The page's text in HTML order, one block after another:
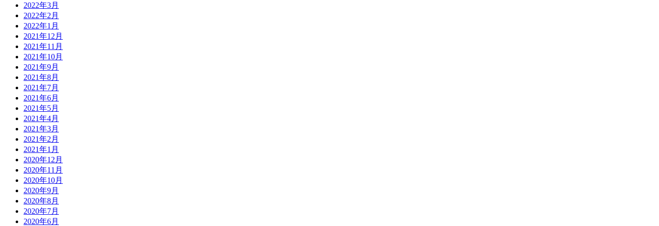
2022年3月
2022年2月
2022年1月
2021年12月
2021年11月
2021年10月
2021年9月
2021年8月
2021年7月
2021年6月
2021年5月
2021年4月
2021年3月
2021年2月
2021年1月
2020年12月
2020年11月
2020年10月
2020年9月
2020年8月
2020年7月
2020年6月